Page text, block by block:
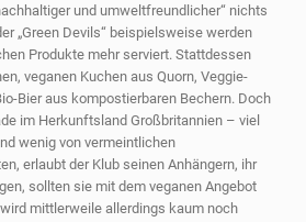
und umweltfreundlicher“ nichts
„Green Devils“ beispielsweise werden
Produkte mehr serviert. Stattdessen
veganen Kuchen aus Quorn, Veggie-
Bier aus kompostierbaren Bechern. Doch
im Herkunftsland Großbritannien – viel
wenig von vermeintlichen
erlaubt der Klub seinen Anhängern, ihr
sollten sie mit dem veganen Angebot
mittlerweile allerdings kaum noch